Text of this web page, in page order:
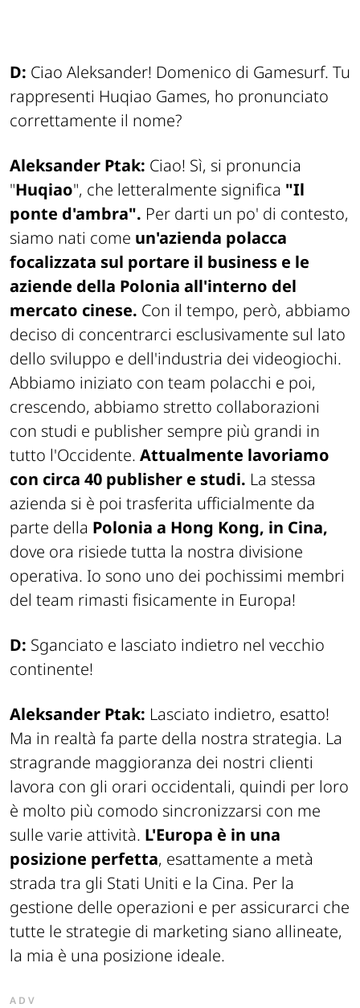
D: Ciao Aleksander! Domenico di Gamesurf. Tu
rappresenti Huqiao Games, ho pronunciato
correttamente il nome?
Aleksander Ptak: Ciao! Sì, si pronuncia
"Huqiao", che letteralmente significa "Il
ponte d'ambra". Per darti un po' di contesto,
siamo nati come un'azienda polacca
focalizzata sul portare il business e le
aziende della Polonia all'interno del
mercato cinese. Con il tempo, però, abbiamo
deciso di concentrarci esclusivamente sul lato
dello sviluppo e dell'industria dei videogiochi.
Abbiamo iniziato con team polacchi e poi,
crescendo, abbiamo stretto collaborazioni
con studi e publisher sempre più grandi in
tutto l'Occidente. Attualmente lavoriamo
con circa 40 publisher e studi. La stessa
azienda si è poi trasferita ufficialmente da
parte della Polonia a Hong Kong, in Cina,
dove ora risiede tutta la nostra divisione
operativa. Io sono uno dei pochissimi membri
del team rimasti fisicamente in Europa!
D: Sganciato e lasciato indietro nel vecchio
continente!
Aleksander Ptak: Lasciato indietro, esatto!
Ma in realtà fa parte della nostra strategia. La
stragrande maggioranza dei nostri clienti
lavora con gli orari occidentali, quindi per loro
è molto più comodo sincronizzarsi con me
sulle varie attività. L'Europa è in una
posizione perfetta, esattamente a metà
strada tra gli Stati Uniti e la Cina. Per la
gestione delle operazioni e per assicurarci che
tutte le strategie di marketing siano allineate,
la mia è una posizione ideale.
ADV